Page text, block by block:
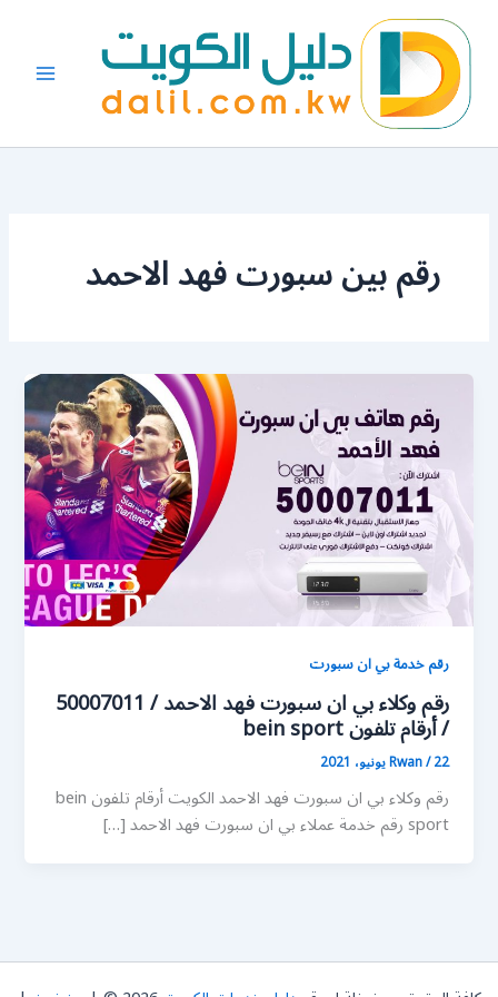
المحتوى
رقم بين سبورت فهد الاحمد
رقم خدمة بي ان سبورت
رقم وكلاء بي ان سبورت فهد الاحمد / 50007011
/ أرقام تلفون bein sport
Rwan/22 يونيو، 2021
رقم وكلاء بي ان سبورت فهد الاحمد الكويت أرقام تلفون bein
sport رقم خدمة عملاء بي ان سبورت فهد الاحمد […]